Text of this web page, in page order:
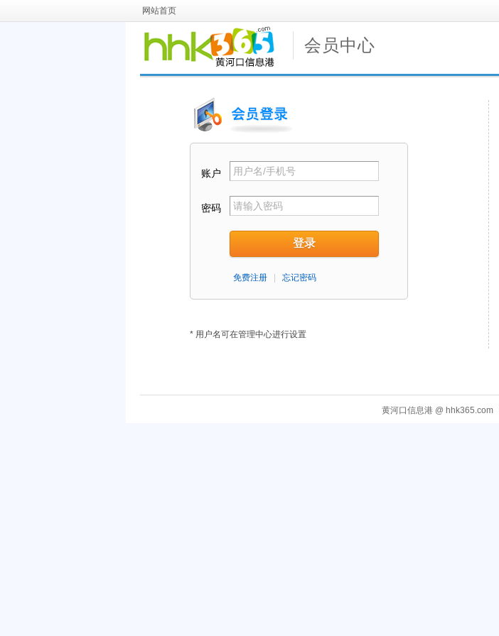
网站首页
会员中心
账户
密码
登录
免费注册 忘记密码
* 用户名可在管理中心进行设置
黄河口信息港 @ hhk365.com